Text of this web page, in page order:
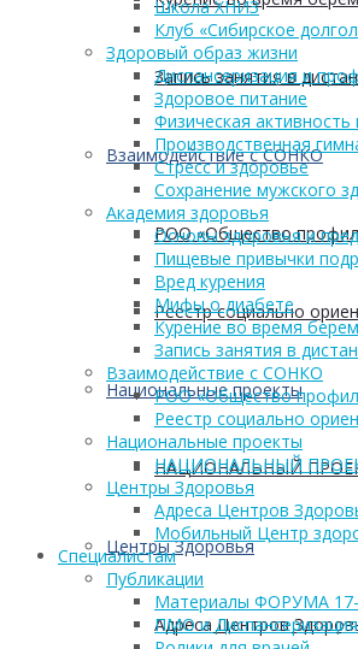
Запись занятия в
Взаимодействие с СОНКО
РОО «Общество
Реестр социально
Национальные проекты
НАЦИОНАЛЬНЫЙ
Центры Здоровья
Адреса Центров
Школа ХНИЗ
Клуб «Сибирское
Здоровый образ жизни
Диспансеризация и
Здоровое питание
Физическая активность
Производственная
Стресс и здоровье
Сохранение мужского
Академия здоровья
Основы здоровья и
Пищевые привычки
Вред курения
Мифы о диабете
Курение во время
Запись занятия в
Взаимодействие с СОНКО
РОО «Общество
Реестр социально
Национальные проекты
НАЦИОНАЛЬНЫЙ
Центры Здоровья
Адреса Центров
Мобильный Центр
Cпециалистам
Публикации
Материалы ФОРУМА 17-
ПМО и